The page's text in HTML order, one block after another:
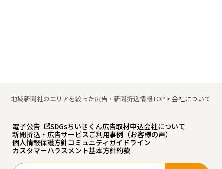
地域新聞社のエリアを絞った広告・新聞折込情報TOP >会社について
電子公告 SDGsちいきくん広告取材申込会社について
新聞折込・広告サービスご利用事例（お客様の声）
個人情報保護方針コミュニティガイドライン
カスタマーハラスメント基本方針約款
検